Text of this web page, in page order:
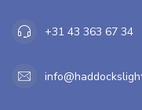
+31 43 363 67 34